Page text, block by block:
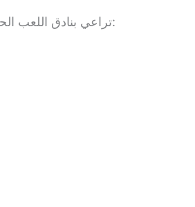
تراعي بنادق اللعب الحديثة أعلى معايير السلامة: